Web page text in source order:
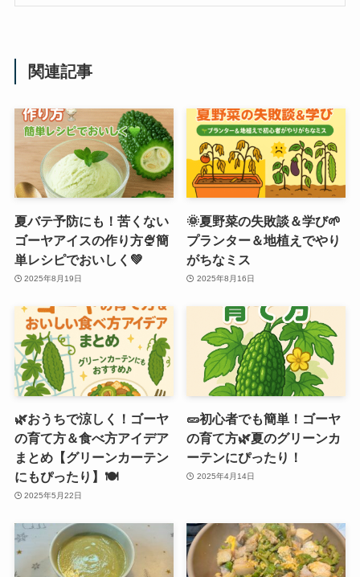
関連記事
夏バテ予防にも！苦くない
ゴーヤアイスの作り方🍨簡
単レシピでおいしく💚
2025年8月19日
🌞夏野菜の失敗談＆学び🌱
プランター＆地植えでやり
がちなミス
2025年8月16日
🌿おうちで涼しく！ゴーヤ
の育て方＆食べ方アイデア
まとめ【グリーンカーテン
にもぴったり】🍽️
2025年5月22日
🥒初心者でも簡単！ゴーヤ
の育て方🌿夏のグリーンカ
ーテンにぴったり！
2025年4月14日